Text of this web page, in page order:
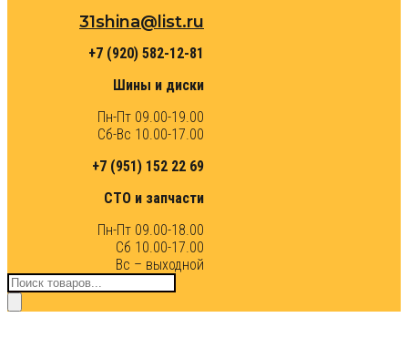
31shina@list.ru
+7 (920) 582-12-81
Шины и диски
Пн-Пт 09.00-19.00
Сб-Вс 10.00-17.00
+7 (951) 152 22 69
СТО и запчасти
Пн-Пт 09.00-18.00
Сб 10.00-17.00
Вс – выходной
Поиск
товаров